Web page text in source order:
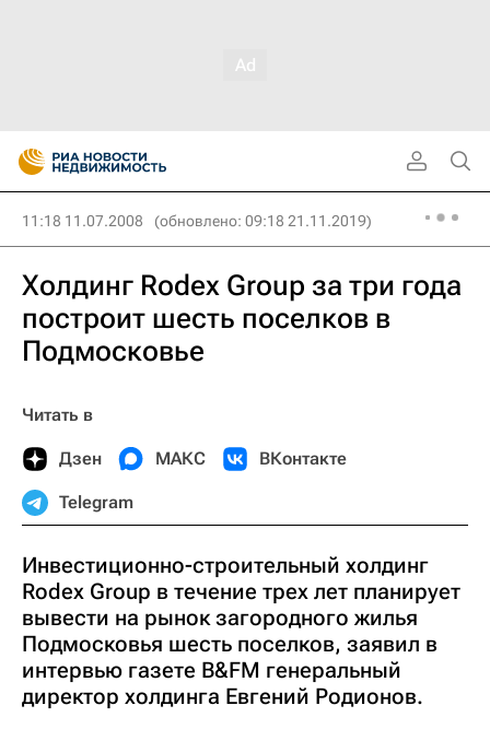
11:18 11.07.2008 (обновлено: 09:18 21.11.2019)
Холдинг Rodex Group за три года
построит шесть поселков в
Подмосковье
Читать в
Дзен МАКС ВКонтакте
Telegram
Инвестиционно-строительный холдинг
Rodex Group в течение трех лет планирует
вывести на рынок загородного жилья
Подмосковья шесть поселков, заявил в
интервью газете B&FM генеральный
директор холдинга Евгений Родионов.